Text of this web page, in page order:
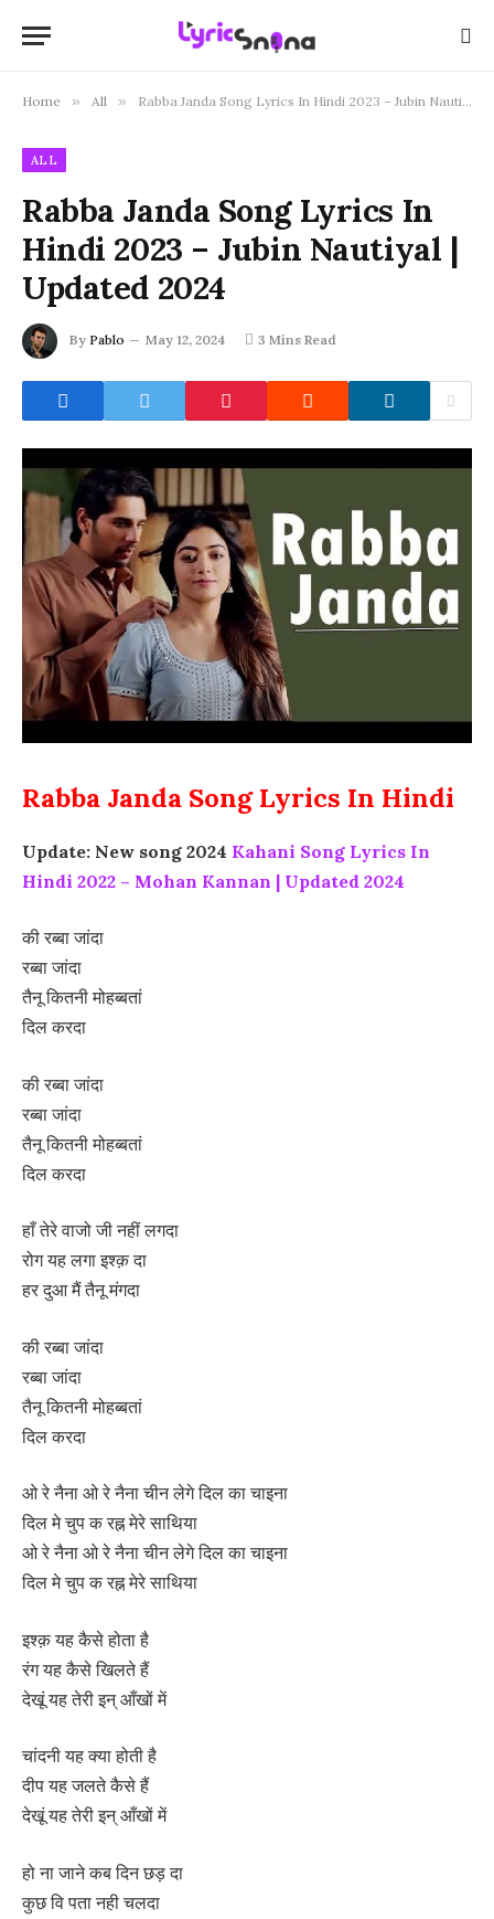
Home » All » Rabba Janda Song Lyrics In Hindi 2023 – Jubin Nautiyal | Updated 2024
ALL
Rabba Janda Song Lyrics In
Hindi 2023 – Jubin Nautiyal |
Updated 2024
By Pablo May 12, 2024 3 Mins Read
Rabba Janda Song Lyrics In Hindi
Update: New song 2024 Kahani Song Lyrics In
Hindi 2022 – Mohan Kannan | Updated 2024
की रब्बा जांदा
रब्बा जांदा
तैनू कितनी मोहब्बतां
दिल करदा
की रब्बा जांदा
रब्बा जांदा
तैनू कितनी मोहब्बतां
दिल करदा
हाँ तेरे वाजो जी नहीं लगदा
रोग यह लगा इश्क़ दा
हर दुआ मैं तैनू मंगदा
की रब्बा जांदा
रब्बा जांदा
तैनू कितनी मोहब्बतां
दिल करदा
ओ रे नैना ओ रे नैना चीन लेगे दिल का चाइना
दिल मे चुप क रह्न मेरे साथिया
ओ रे नैना ओ रे नैना चीन लेगे दिल का चाइना
दिल मे चुप क रह्न मेरे साथिया
इश्क़ यह कैसे होता है
रंग यह कैसे खिलते हैं
देखूं यह तेरी इन् आँखों में
चांदनी यह क्या होती है
दीप यह जलते कैसे हैं
देखूं यह तेरी इन् आँखों में
हो ना जाने कब दिन छड़ दा
कुछ वि पता नही चलदा